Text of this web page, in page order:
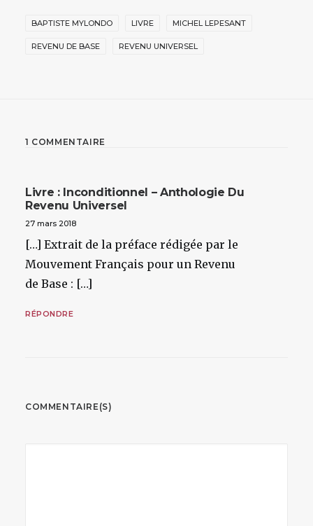
BAPTISTE MYLONDO LIVRE MICHEL LEPESANT
REVENU DE BASE REVENU UNIVERSEL
1 COMMENTAIRE
Livre : Inconditionnel – Anthologie Du
Revenu Universel
27 mars 2018
[…] Extrait de la préface rédigée par le
Mouvement Français pour un Revenu
de Base : […]
RÉPONDRE
COMMENTAIRE(S)